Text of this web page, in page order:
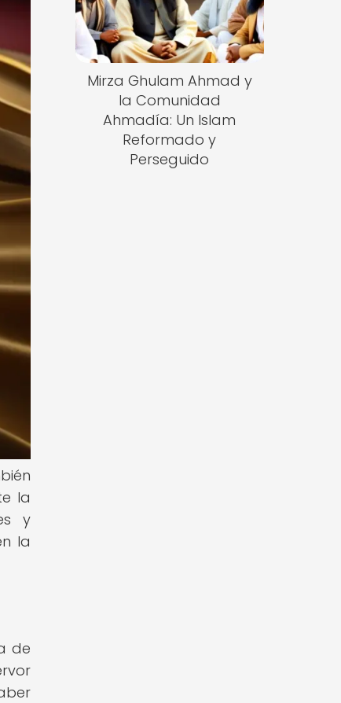
la
y
la
de
Mirza Ghulam Ahmad y
la Comunidad
Ahmadía: Un Islam
Reformado y
Perseguido